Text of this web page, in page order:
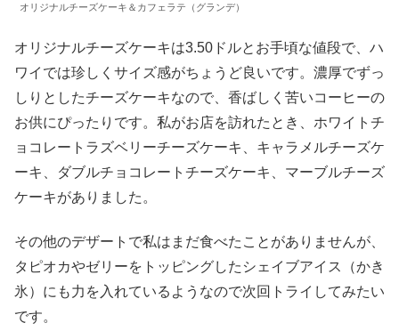
オリジナルチーズケーキ＆カフェラテ（グランデ）
オリジナルチーズケーキは3.50ドルとお手頃な値段で、ハ
ワイでは珍しくサイズ感がちょうど良いです。濃厚でずっ
しりとしたチーズケーキなので、香ばしく苦いコーヒーの
お供にぴったりです。私がお店を訪れたとき、ホワイトチ
ョコレートラズベリーチーズケーキ、キャラメルチーズケ
ーキ、ダブルチョコレートチーズケーキ、マーブルチーズ
ケーキがありました。
その他のデザートで私はまだ食べたことがありませんが、
タピオカやゼリーをトッピングしたシェイブアイス（かき
氷）にも力を入れているようなので次回トライしてみたい
です。